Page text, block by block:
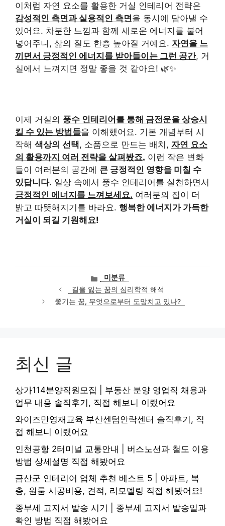
이처럼 자연 요소를 활용한 거실 인테리어 전략은
감성적인 측면과 실용적인 측면을 동시에 담아낼 수
있어요. 차분한 느낌과 함께 새로운 에너지를 불어
넣어주니, 삶의 질도 한층 높아질 거예요. 자연을 느
끼면서 긍정적인 에너지를 받아들이는 그런 공간, 거
실에서 느껴지면 정말 좋을 것 같아요! 🌿✨
이제 거실의 풍수 인테리어를 통해 금전운을 상승시
킬 수 있는 방법들을 이해했어요. 기본 개념부터 시
작해 색상의 선택, 소품으로 만드는 배치, 자연 요소
의 활용까지 여러 전략을 살펴봤죠. 이런 작은 변화
들이 여러분의 공간에 큰 긍정적인 영향을 미칠 수
있답니다. 일상 속에서 풍수 인테리어를 실천하면서
긍정적인 에너지를 느껴보세요. 여러분의 집이 더
밝고 따뜻해지기를 바라요. 행복한 에너지가 가득한
거실이 되길 기원해요!
카
테
고
리
미분류
길을 잃는 꿈의 심리학적 해석
쫓기는 꿈, 무엇으로부터 도망치고 있나?
최신 글
상가114분양직원모집 | 부동산 분양 영업직 채용과
업무 내용 솔직후기, 직접 해보니 이랬어요
와이즈만영재교육 부산센텀안락센터 솔직후기, 직
접 해보니 이랬어요
인천공항 2터미널 교통안내 | 버스노선과 철도 이용
방법 상세설명 직접 해봤어요
금산군 인테리어 업체 추천 베스트 5 | 아파트, 복
층, 원룸 시공비용, 견적, 리모델링 직접 해봤어요!
종부세 고지서 발송 시기 | 종부세 고지서 발송일과
확인 방법 직접 해봤어요